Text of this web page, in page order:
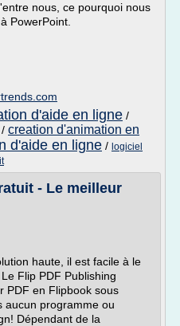
nous, ce pourquoi nous
PowerPoint.
d'aide en ligne /
/ creation d'animation en
d'aide en ligne / logiciel
- Le meilleur
haute, il est facile à le
Flip PDF Publishing
PDF en Flipbook sous
aucun programme ou
Dépendant de la